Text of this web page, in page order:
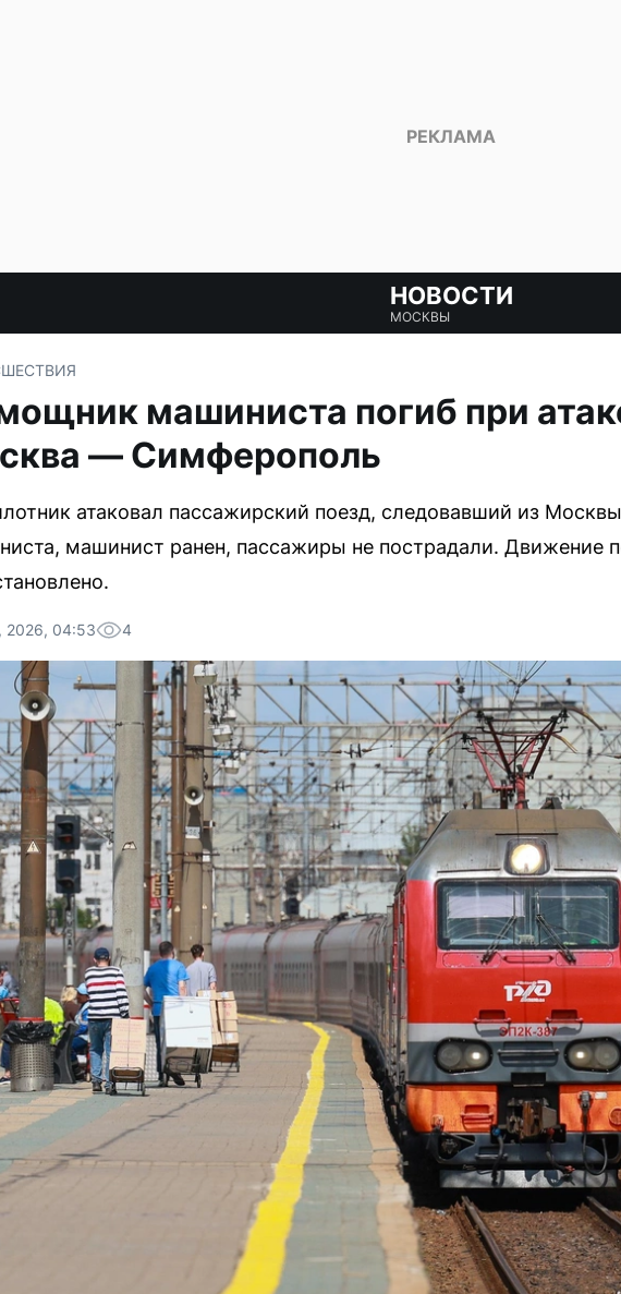
НОВОСТИ
МОСКВЫ
машиниста погиб при
— Симферополь
атаковал пассажирский поезд, следовавший из
машинист ранен, пассажиры не пострадали. Движение
2026, 04:53 4